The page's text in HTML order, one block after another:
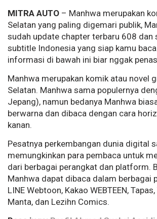
MITRA AUTO – Manhwa merupakan
Selatan yang paling digemari publik,
sudah update chapter terbaru 608 dan
subtitle Indonesia yang siap kamu
informasi di bawah ini biar nggak
Manhwa merupakan komik atau novel
Selatan. Manhwa sama populernya
Jepang), namun bedanya Manhwa
berwarna dan dibaca dengan cara
kanan.
Pesatnya perkembangan dunia digital
memungkinkan para pembaca untuk
dari berbagai perangkat dan platform.
Manhwa dapat dibaca dalam berbagai
LINE Webtoon, Kakao WEBTEEN,
Manta, dan Lezihn Comics.